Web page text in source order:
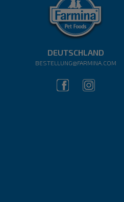
DEUTSCHLAND
BESTELLUNG@FARMINA.COM